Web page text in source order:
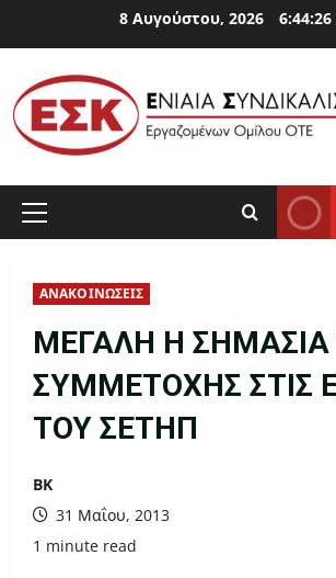
to
content
8 Αυγούστου, 2026 6:44:26
Primary
ΑΝΑΚΟΙΝΩΣΕΙΣ
ΜΕΓΑΛΗ Η ΣΗΜΑΣΙΑ
ΣΥΜΜΕΤΟΧΗΣ ΣΤΙΣ
ΤΟΥ ΣΕΤΗΠ
ΒΚ
31 Μαΐου, 2013
1 minute read